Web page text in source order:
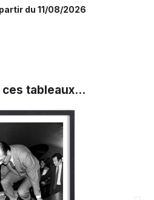
du 11/08/2026
tableaux...